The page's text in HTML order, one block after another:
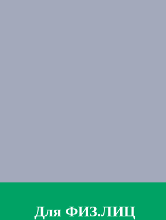
Для ФИЗ.ЛИЦ